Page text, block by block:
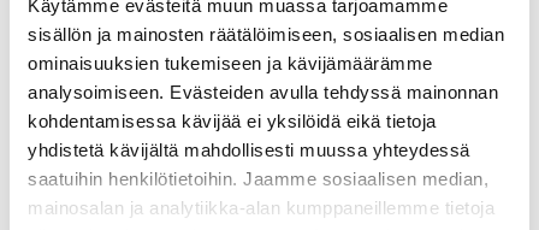
Käytämme evästeitä muun muassa tarjoamamme
sisällön ja mainosten räätälöimiseen, sosiaalisen median
ominaisuuksien tukemiseen ja kävijämäärämme
analysoimiseen. Evästeiden avulla tehdyssä mainonnan
kohdentamisessa kävijää ei yksilöidä eikä tietoja
yhdistetä kävijältä mahdollisesti muussa yhteydessä
saatuihin henkilötietoihin. Jaamme sosiaalisen median,
mainosalan ja analytiikka-alan kumppaneillemme tietoja
Toistaiseksi voimassa oleva, minimi asumisaika
12 kk
Irtisanomis­mahdollisuus
12 kk vuokrasopimuksesta tai sopimussakolla
aiemmin
Kotivakuutus